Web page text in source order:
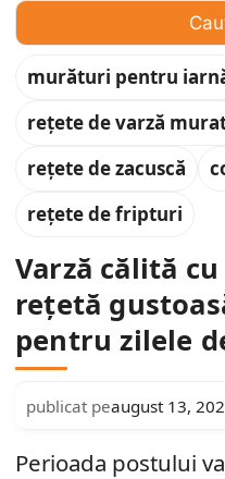
murături pentru
rețete de varză
rețete de zacuscă
rețete de fripturi
Varză călită
rețetă
pentru zilele
publicat peaugust 13,
Perioada postului